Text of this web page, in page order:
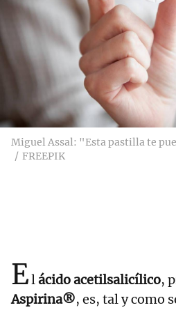
Miguel Assal: "Esta pastilla te
FREEPIK
Elácido acetilsalicílico,
Aspirina®, es, tal y como